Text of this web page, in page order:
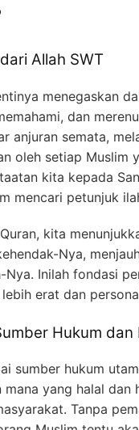
Allah SWT
menegaskan
dan
anjuran semata,
oleh setiap Muslim
kita kepada
mencari petunjuk
kita
Nya,
Nya. Inilah fondasi
erat dan
Hukum dan
sumber hukum
yang halal dan
Tanpa